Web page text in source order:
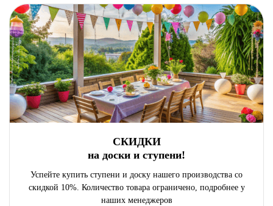
СКИДКИ
на доски и ступени!
Успейте купить ступени и доску нашего производства со
скидкой 10%. Количество товара ограничено, подробнее у
наших менеджеров